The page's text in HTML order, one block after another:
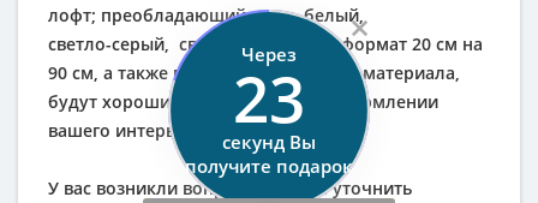
лофт; преобладающий цвет:белый,
светло-серый, светлый . Удобный формат 20 см на
90 см, а также матовая поверхность материала,
будут хорошим дополнением в оформлении
вашего интерьера.
У вас возникли вопросы? Хотите уточнить
×
Через
23
секунд Вы
получите подарок